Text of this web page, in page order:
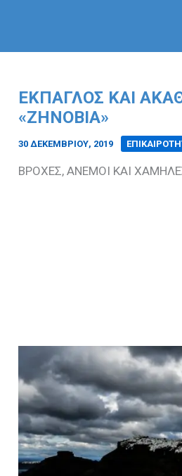
ΕΚΠΑΓΛΟΣ ΚΑΙ
«ΖΗΝΟΒΙΑ»
30 ΔΕΚΕΜΒΡΊΟΥ, 2019
ΒΡΟΧΕΣ, ΑΝΕΜΟΙ ΚΑΙ